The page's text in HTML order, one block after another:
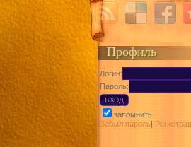
Профиль
Логин:
Пароль:
запомнить
Забыл пароль|